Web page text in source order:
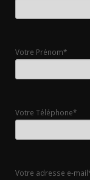
Votre Prénom*
Votre Téléphone*
Votre adresse e-